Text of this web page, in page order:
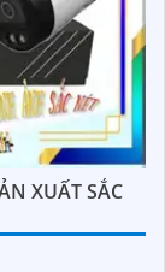
XUẤT SẮC